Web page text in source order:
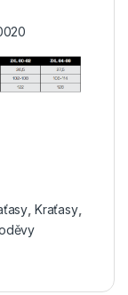
Kraťasy,